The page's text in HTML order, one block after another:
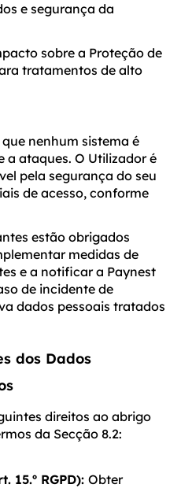
e segurança da
sobre a Proteção de
tratamentos de alto
nenhum sistema é
a ataques. O Utilizador é
pela segurança do seu
de acesso, conforme
estão obrigados
medidas de
e a notificar a Paynest
de incidente de
dados pessoais tratados
dos Dados
direitos ao abrigo
da Secção 8.2:
15.º RGPD): Obter